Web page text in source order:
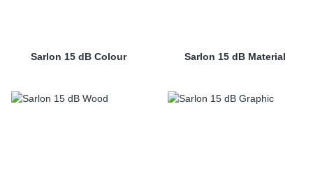
Sarlon 15 dB Colour Sarlon 15 dB Material